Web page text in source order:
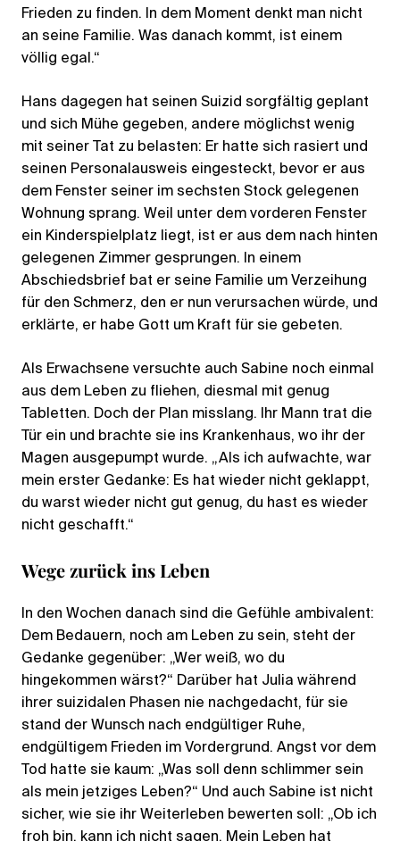
Frieden zu finden. In dem Moment denkt man nicht
an seine Familie. Was danach kommt, ist einem
völlig egal.“
Hans dagegen hat seinen Suizid sorgfältig geplant
und sich Mühe gegeben, andere möglichst wenig
mit seiner Tat zu belasten: Er hatte sich rasiert und
seinen Personalausweis eingesteckt, bevor er aus
dem Fenster seiner im sechsten Stock gelegenen
Wohnung sprang. Weil unter dem vorderen Fenster
ein Kinderspielplatz liegt, ist er aus dem nach hinten
gelegenen Zimmer gesprungen. In einem
Abschiedsbrief bat er seine Familie um Verzeihung
für den Schmerz, den er nun verursachen würde, und
erklärte, er habe Gott um Kraft für sie gebeten.
Als Erwachsene versuchte auch Sabine noch einmal
aus dem Leben zu fliehen, diesmal mit genug
Tabletten. Doch der Plan misslang. Ihr Mann trat die
Tür ein und brachte sie ins Krankenhaus, wo ihr der
Magen ausgepumpt wurde. „Als ich aufwachte, war
mein erster Gedanke: Es hat wieder nicht geklappt,
du warst wieder nicht gut genug, du hast es wieder
nicht geschafft.“
Wege zurück ins Leben
In den Wochen danach sind die Gefühle ambivalent:
Dem Bedauern, noch am Leben zu sein, steht der
Gedanke gegenüber: „Wer weiß, wo du
hingekommen wärst?“ Darüber hat Julia während
ihrer suizidalen Phasen nie nachgedacht, für sie
stand der Wunsch nach endgültiger Ruhe,
endgültigem Frieden im Vordergrund. Angst vor dem
Tod hatte sie kaum: „Was soll denn schlimmer sein
als mein jetziges Leben?“ Und auch Sabine ist nicht
sicher, wie sie ihr Weiterleben bewerten soll: „Ob ich
froh bin, kann ich nicht sagen. Mein Leben hat